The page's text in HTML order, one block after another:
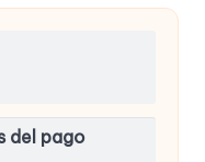
del pago